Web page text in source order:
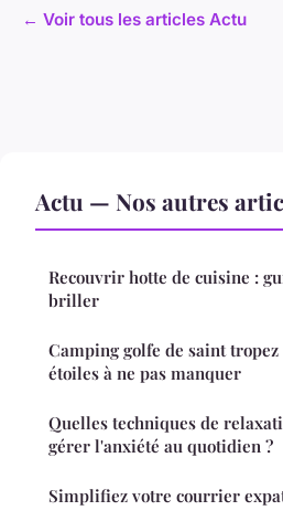
← Voir tous les articles Actu
Actu — Nos autres
Recouvrir hotte de cuisine :
briller
Camping golfe de saint
étoiles à ne pas manquer
Quelles techniques de
gérer l'anxiété au quotidien ?
Simplifiez votre courrier